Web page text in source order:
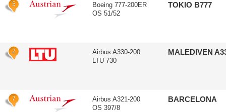
5
Boeing 777-200ER
OS 51/52
TOKIO B777
2
Airbus A330-200
LTU 730
MALEDIVEN
7
Airbus A321-200
OS 397/8
BARCELONA